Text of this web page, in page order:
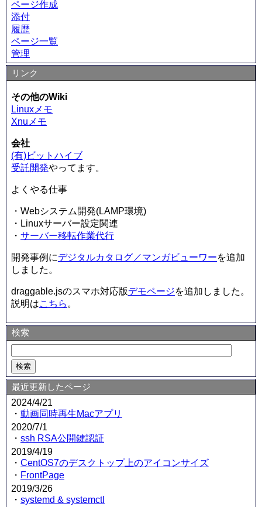
ページ作成
添付
履歴
ページ一覧
管理
リンク
その他のWiki
Linuxメモ
Xnuメモ
会社
(有)ビットハイブ
受託開発やってます。
よくやる仕事
・Webシステム開発(LAMP環境)
・Linuxサーバー設定関連
・ サーバー移転作業代行
開発事例にデジタルカタログ／マンガビューワーを追加
しました。
draggable.jsのスマホ対応版デモページを追加しました。
説明はこちら 。
検索
最近更新したページ
2024/4/21
・ 動画同時再生Macアプリ
2020/7/1
・ ssh RSA公開鍵認証
2019/4/19
・ CentOS7のデスクトップ上のアイコンサイズ
・ FrontPage
2019/3/26
・ systemd & systemctl